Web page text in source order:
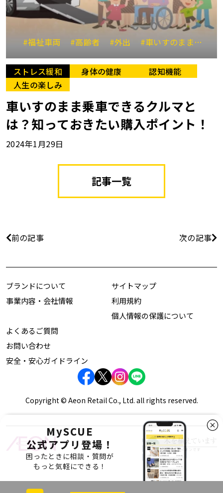
#福祉車両 #高齢者 #外出 #車いすのまま乗れる
ストレス緩和 身体の健康
認知機能
人生の楽しみ
車いすのまま乗車できるクルマと
は？知っておきたい購入ポイント！
2024年1月29日
記事一覧
前の記事 次の記事
MySCUE
公式アプリ登場！
困ったときに相談・質問が
もっと気軽にできる！
ブランドについて
事業内容・会社情報
サイトマップ
利用規約
個人情報の保護について
よくあるご質問
お問い合わせ
安全・安心ガイドライン
Copyright © Aeon Retail Co., Ltd. all rights reserved.